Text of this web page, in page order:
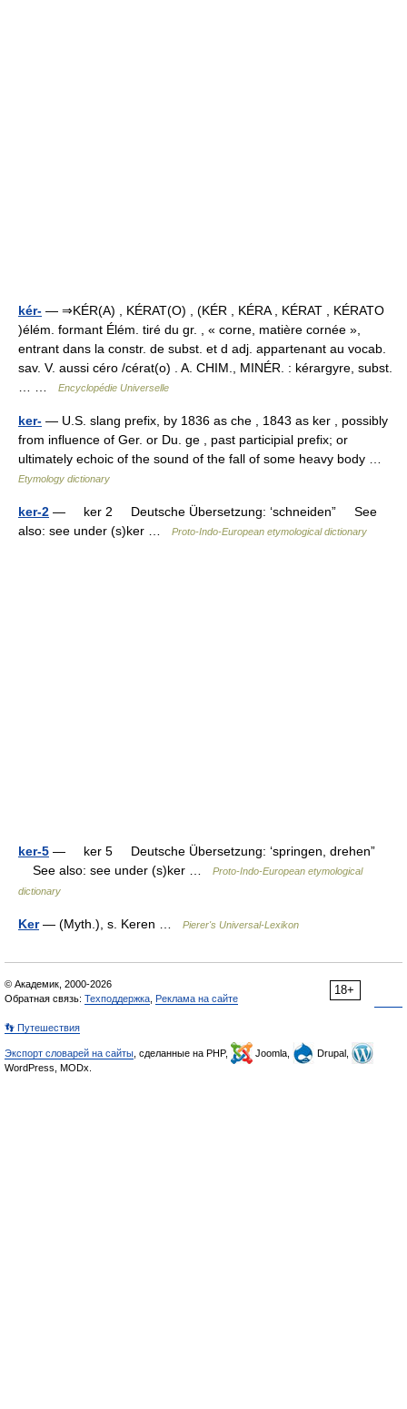
kér- — ⇒KÉR(A) , KÉRAT(O) , (KÉR , KÉRA , KÉRAT , KÉRATO
)élém. formant Élém. tiré du gr. , « corne, matière cornée »,
entrant dans la constr. de subst. et d adj. appartenant au vocab.
sav. V. aussi céro /cérat(o) . A. CHIM., MINÉR. : kérargyre, subst.
Encyclopédie Universelle
ker- — U.S. slang prefix, by 1836 as che , 1843 as ker , possibly
from influence of Ger. or Du. ge , past participial prefix; or
ultimately echoic of the sound of the fall of some heavy body …
Etymology dictionary
ker-2 — ker 2 Deutsche Übersetzung: ‘schneiden” See
also: see under (s)ker …
Proto-Indo-European etymological dictionary
ker-5 — ker 5 Deutsche Übersetzung: ‘springen, drehen”
See also: see under (s)ker …
Proto-Indo-European etymological
dictionary
Ker— (Myth.), s. Keren … Pierer's Universal-Lexikon
18+
© Академик, 2000-2026
Обратная связь: Техподдержка Реклама на сайте
👣 Путешествия
Экспорт словарей на сайты , сделанные на PHP, Joomla,
Drupal,
WordPress, MODx.